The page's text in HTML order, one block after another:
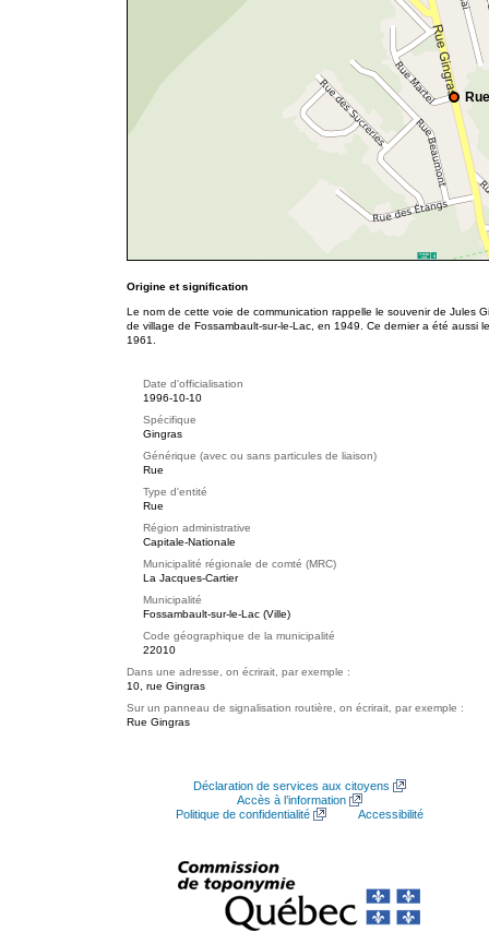
Origine et signification
Le nom de cette voie de communication rappelle le souvenir de Jules
de village de Fossambault-sur-le-Lac, en 1949. Ce dernier a été aussi
1961.
Date d'officialisation
1996-10-10
Spécifique
Gingras
Générique (avec ou sans particules de liaison)
Rue
Type d'entité
Rue
Région administrative
Capitale-Nationale
Municipalité régionale de comté (MRC)
La Jacques-Cartier
Municipalité
Fossambault-sur-le-Lac (Ville)
Code géographique de la municipalité
22010
Dans une adresse, on écrirait, par exemple :
10, rue Gingras
Sur un panneau de signalisation routière, on écrirait, par exemple :
Rue Gingras
Déclaration de services aux citoyens
Accès à l’information
Politique de confidentialité
Accessibilité